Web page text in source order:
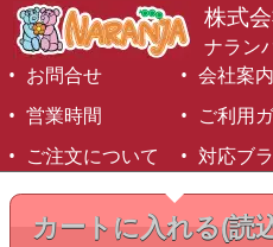
カートに入れる(読
株式
ナラン
お問合せ
会社案内
営業時間
ご利用
ご注文について
対応ブ
©1999-2026 NARANJA